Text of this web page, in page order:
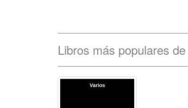
Libros más populares